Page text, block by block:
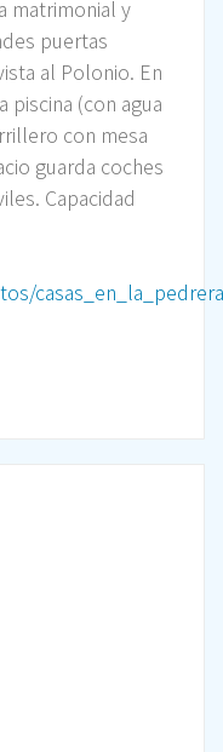
matrimonial y
puertas
al Polonio. En
piscina (con agua
con mesa
guarda coches
Capacidad